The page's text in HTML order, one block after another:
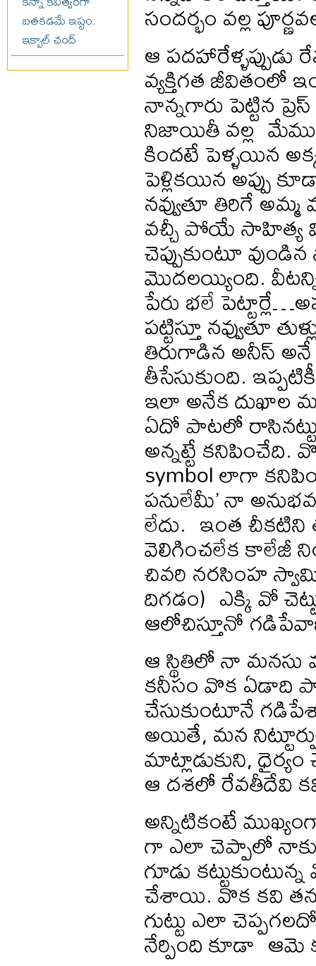
బతకడమే ఇష్టం:
ఇక్బాల్ చంద్
సందర్భం వల్ల
ఆ
వ్యక్తిగత
నాన్నగారు పెట్టిన
నిజాయితీ వల్ల మేము
కిందటే పెళ్ళయిన
పెళ్లికయిన అప్పు
నవ్వుతూ తిరిగే
వచ్చీ పోయే సాహిత్య
చెప్పుకుంటూ
మొదలయ్యింది.
పేరు భలే
పట్టిస్తూ నవ్వుతూ
తిరుగాడిన అనీస్
తీసేసుకుంది.
ఇలా అనేక దుఖాల
ఏదో పాటలో
అన్నట్టే
symbol లాగా
పనులేమీ’ నా
లేదు. ఇంత చీకటిని
వెలిగించలేక కాలేజీ
చివరి నరసింహ
దిగడం) ఎక్కి వో
ఆలోచిస్తూనో
ఆ స్థితిలో నా మనసు
కనీసం వొక ఏడాది
చేసుకుంటూనే
అయితే, మన
మాట్లాడుకుని,
ఆ దశలో రేవతీదేవి
అన్నిటికంటే
గా ఎలా చెప్పాలో
గూడు
చేశాయి. వొక కవి తన
గుట్టు ఎలా
నేర్పింది కూడా ఆమె